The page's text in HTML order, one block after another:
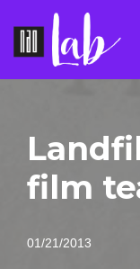
Pular
film
01/21/2013